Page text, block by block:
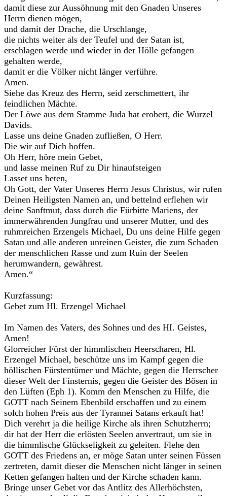
damit diese zur Aussöhnung mit den Gnaden Unseres
Herrn dienen mögen,
und damit der Drache, die Urschlange,
die nichts weiter als der Teufel und der Satan ist,
erschlagen werde und wieder in der Hölle gefangen
gehalten werde,
damit er die Völker nicht länger verführe.
Amen.
Siehe das Kreuz des Herrn, seid zerschmettert, ihr
feindlichen Mächte.
Der Löwe aus dem Stamme Juda hat erobert, die Wurzel
Davids.
Lasse uns deine Gnaden zufließen, O Herr.
Die wir auf Dich hoffen.
Oh Herr, höre mein Gebet,
und lasse meinen Ruf zu Dir hinaufsteigen
Lasset uns beten,
Oh Gott, der Vater Unseres Herrn Jesus Christus, wir rufen
Deinen Heiligsten Namen an, und bettelnd erflehen wir
deine Sanftmut, dass durch die Fürbitte Mariens, der
immerwährenden Jungfrau und unserer Mutter, und des
ruhmreichen Erzengels Michael, Du uns deine Hilfe gegen
Satan und alle anderen unreinen Geister, die zum Schaden
der menschlichen Rasse und zum Ruin der Seelen
herumwandern, gewährest.
Amen.“
Kurzfassung:
Gebet zum Hl. Erzengel Michael
Im Namen des Vaters, des Sohnes und des HI. Geistes,
Amen!
Glorreicher Fürst der himmlischen Heerscharen, Hl.
Erzengel Michael, beschütze uns im Kampf gegen die
höllischen Fürstentümer und Mächte, gegen die Herrscher
dieser Welt der Finsternis, gegen die Geister des Bösen in
den Lüften (Eph 1). Komm den Menschen zu Hilfe, die
GOTT nach Seinem Ebenbild erschaffen und zu einem
solch hohen Preis aus der Tyrannei Satans erkauft hat!
Dich verehrt ja die heilige Kirche als ihren Schutzherrn;
dir hat der Herr die erlösten Seelen anvertraut, um sie in
die himmlische Glückseligkeit zu geleiten. Flehe den
GOTT des Friedens an, er möge Satan unter seinen Füssen
zertreten, damit dieser die Menschen nicht länger in seinen
Ketten gefangen halten und der Kirche schaden kann.
Bringe unser Gebet vor das Antlitz des Allerhöchsten,